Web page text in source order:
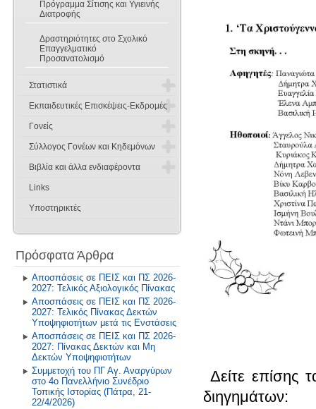
Πρόγραμμα Σίτισης και Υγιεινής
Διατροφής
Δραστηριότητες στο Σχολικό
Επαγγελματικό
Προσανατολισμό
Στατιστικά
Στατιστικά Μαθημάτων
Εξετάσεων
Εκπαιδευτικές Επισκέψεις-Εκδρομές
Εκπαιδευτικές Επισκέψεις
Εκδρομές στο Εσωτερικό
2025-2026
2023-2024
2022-2023
2021-2022
Παλαιότερα έτη
Εκδρομές στο Εξωτερικό
2024-2025
2023-2024
2022-2023
2019-2020
2018-2019
2017-2018
Γονείς
Πρόγραμμα υποδοχής
Σύλλογος Γονέων και Κηδεμόνων
Διοικητικό Συμβούλιο
Η Θέση μας για τον θεσμό των
Προτύπων
Επικοινωνία
Βιβλία και άλλα ενδιαφέροντα
Βιβλιοπροτάσεις
Αλιεύματα από το Διαδίκτυο
Links
Υποστηρικτές
Πρόσφατα Άρθρα
Αποσπάσεις σε ΠΕΙΣ και ΠΣ 2026-
2027: Τελικός Αξιολογικός Πίνακας
Αποσπάσεις σε ΠΕΙΣ και ΠΣ 2026-
2027: Τελικός Πίνακας Δεκτών
Υποψηφιοτήτων μετά τις Ενστάσεις
Αποσπάσεις σε ΠΕΙΣ και ΠΣ 2026-
2027: Πίνακας Δεκτών και Μη
Δεκτών Υποψηφιοτήτων
Συμμετοχή του ΠΓ Αγ. Αναργύρων
στο 4ο Πανελλήνιο Συνέδριο
Τοπικής Ιστορίας (Πάτρα, 21-
22/4/2026)
Δείτε επίσης
διηγημάτων: